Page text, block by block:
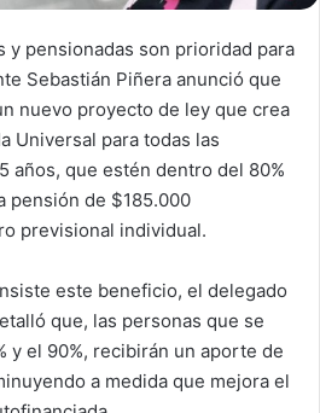
y pensionadas son prioridad para
Sebastián Piñera anunció que
nuevo proyecto de ley que crea
Universal para todas las
años, que estén dentro del 80%
pensión de $185.000
previsional individual.
este beneficio, el delegado
que, las personas que se
y el 90%, recibirán un aporte de
a medida que mejora el